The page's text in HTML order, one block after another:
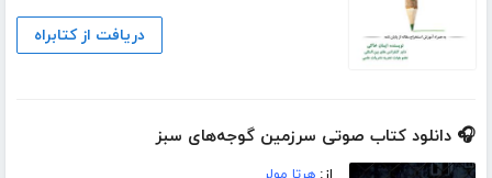
دریافت از کتابراه
🎧 دانلود کتاب صوتی سرزمین گوجه‌های سبز